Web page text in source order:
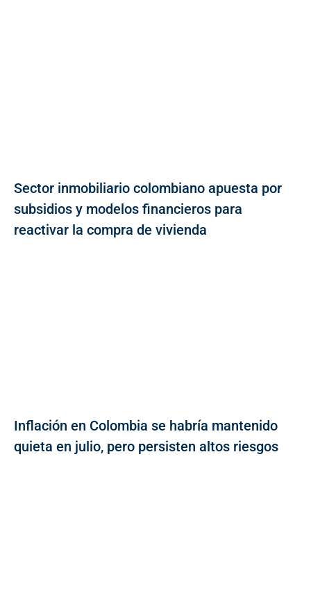
Sector inmobiliario colombiano apuesta por
subsidios y modelos financieros para
reactivar la compra de vivienda
Inflación en Colombia se habría mantenido
quieta en julio, pero persisten altos riesgos